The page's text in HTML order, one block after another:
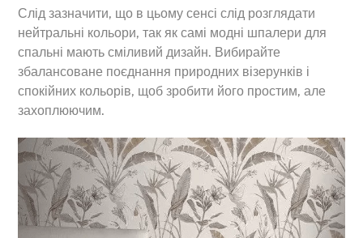
Слід зазначити, що в цьому сенсі слід розглядати
нейтральні кольори, так як самі модні шпалери для
спальні мають сміливий дизайн. Вибирайте
збалансоване поєднання природних візерунків і
спокійних кольорів, щоб зробити його простим, але
захоплюючим.